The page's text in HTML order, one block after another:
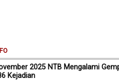
2025 NTB Mengalami
Kejadian